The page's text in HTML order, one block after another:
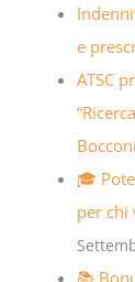
e
ATSC
Bocconi
🎓
per chi
📚